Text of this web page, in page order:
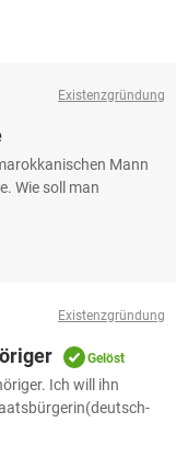
Existenzgründung
Mann
Wie soll man
Existenzgründung
Gelöst
Ich will ihn